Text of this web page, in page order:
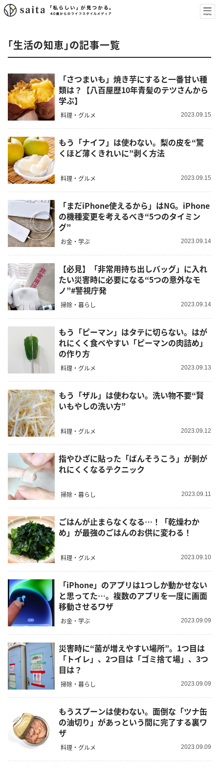
「生活の知恵」の記事一覧
「さつまいも」焼き芋にすると一番甘い種
類は？【八百屋歴10年青髪のテツさんから
学ぶ】
料理・グルメ 2023.09.15
もう「ナイフ」は使わない。梨の皮を“驚
くほど薄くきれいに”剥く方法
料理・グルメ 2023.09.15
「まだiPhone使えるから」はNG。iPhone
の機種変更を考えるべき“5つのタイミン
グ”
お金・学ぶ 2023.09.14
【必見】「非常用持ち出しバッグ」に入れ
たい災害時に必要になる“5つの意外なモ
ノ”#警視庁発
掃除・暮らし 2023.09.14
もう「ピーマン」はタテに切らない。はが
れにくく食べやすい「ピーマンの肉詰め」
の作り方
料理・グルメ 2023.09.13
もう「ザル」は使わない。洗い物不要“賢
いもやしの洗い方”
料理・グルメ 2023.09.12
指やひざに貼った「ばんそうこう」が剝が
れにくくなるテクニック
掃除・暮らし 2023.09.11
ごはんが止まらなくなる…！「乾燥わか
め」が最強のごはんのお供に変わる！
料理・グルメ 2023.09.10
「iPhone」のアプリは1つしか動かせない
と思ってた…。複数のアプリを一度に画面
移動させるワザ
お金・学ぶ 2023.09.09
災害時に“菌が増えやすい場所”。1つ目は
「トイレ」、2つ目は「ゴミ捨て場」、3つ
目は？
掃除・暮らし 2023.09.09
もうスプーンは使わない。面倒な「ツナ缶
の油切り」があっという間に完了する裏ワ
ザ
料理・グルメ 2023.09.09